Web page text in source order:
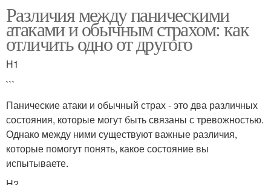
Различия между паническими
атаками и обычным страхом: как
отличить одно от другого
H1
```
Панические атаки и обычный страх - это два различных
состояния, которые могут быть связаны с тревожностью.
Однако между ними существуют важные различия,
которые помогут понять, какое состояние вы
испытываете.